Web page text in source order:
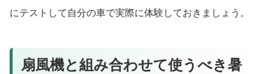
にテストして自分の車で実際に体験しておきましょう。
扇風機と組み合わせて使うべき暑